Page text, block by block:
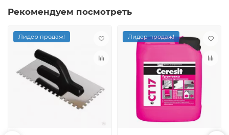
Рекомендуем посмотреть
Лидер продаж! Лидер продаж!